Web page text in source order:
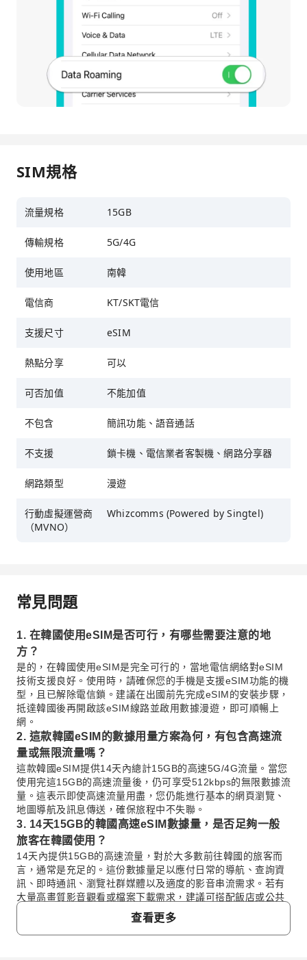
SIM規格
流量規格 15GB
傳輸規格 5G/4G
使用地區 南韓
電信商 KT/SKT電信
支援尺寸 eSIM
熱點分享 可以
可否加值 不能加值
不包含 簡訊功能、語音通話
不支援 鎖卡機、電信業者客製機、網路分享器
網路類型 漫遊
行動虛擬運營商
（MVNO）
Whizcomms (Powered by Singtel)
常見問題
1. 在韓國使用eSIM是否可行，有哪些需要注意的地
方？
是的，在韓國使用eSIM是完全可行的，當地電信網絡對eSIM
技術支援良好。使用時，請確保您的手機是支援eSIM功能的機
型，且已解除電信鎖。建議在出國前先完成eSIM的安裝步驟，
抵達韓國後再開啟該eSIM線路並啟用數據漫遊，即可順暢上
網。
2. 這款韓國eSIM的數據用量方案為何，有包含高速流
量或無限流量嗎？
這款韓國eSIM提供14天內總計15GB的高速5G/4G流量。當您
使用完這15GB的高速流量後，仍可享受512kbps的無限數據流
量。這表示即使高速流量用盡，您仍能進行基本的網頁瀏覽、
地圖導航及訊息傳送，確保旅程中不失聯。
3. 14天15GB的韓國高速eSIM數據量，是否足夠一般
旅客在韓國使用？
14天內提供15GB的高速流量，對於大多數前往韓國的旅客而
言，通常是充足的。這份數據量足以應付日常的導航、查詢資
訊、即時通訊、瀏覽社群媒體以及適度的影音串流需求。若有
大量高畫質影音觀看或檔案下載需求，建議可搭配飯店或公共
4. 這款韓國eSIM的啟用與設定程序，是否可以在台灣
查看更多